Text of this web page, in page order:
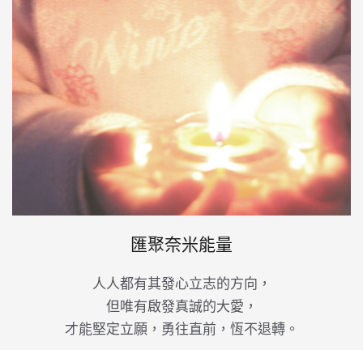
匯聚奈米能量
人人都有其發心立志的方向，
但唯有啟發真誠的大愛，
才能堅定立願，勇往直前，恆不退轉。